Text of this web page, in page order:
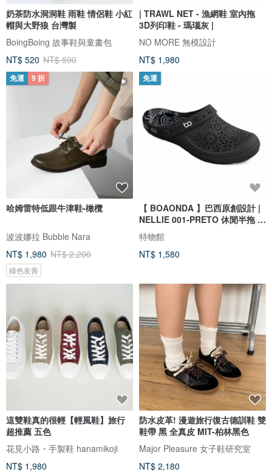
奶茶防水洞洞鞋 雨鞋 情侶鞋 小紅
帽與大野狼 台灣製
BoingBoing 故事鞋與童畫包
NT$ 520 NT$ 590
| TRAWL NET - 漁網鞋 室內拖
3D列印鞋 - 瑪瑙灰 |
NO MORE 無模設計
NT$ 1,980
免運 9 折
哈姆雷特低跟牛津鞋-橄欖
波波娜拉 Bubble Nara
NT$ 1,980 NT$ 2,200
綠色友善
免運
【 BOAONDA 】巴西原創設計 |
NELLIE 001-PRETO 休閒半拖 女
鞋
特物館
NT$ 1,580
這雙鞋真的很輕【輕風鞋】旅行
超推薦 五色
花見小路・手製鞋 hanamikoji
NT$ 1,980
防水皮革! 漫遊旅行復古德訓鞋 雙
鞋帶 黑 全真皮 MIT-柏林黑色
Major Pleasure 女子鞋研究室
NT$ 2,180